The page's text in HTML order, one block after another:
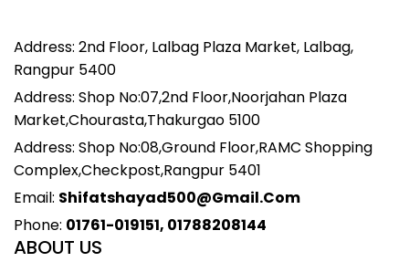
Address: 2nd Floor, Lalbag Plaza Market, Lalbag,
Rangpur 5400
Address: Shop No:07,2nd Floor,Noorjahan Plaza
Market,Chourasta,Thakurgao 5100
Address: Shop No:08,Ground Floor,RAMC Shopping
Complex,Checkpost,Rangpur 5401
Email: Shifatshayad500@gmail.com
Phone: 01761-019151, 01788208144
ABOUT US